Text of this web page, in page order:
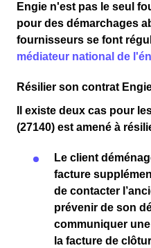
Engie n'est pas le seul
pour des démarchages
fournisseurs se font
médiateur national de
Résilier son contrat
Il existe deux cas pour
(27140) est amené à
Le client
facture
de contacter
prévenir de son
communiquer une
la facture de